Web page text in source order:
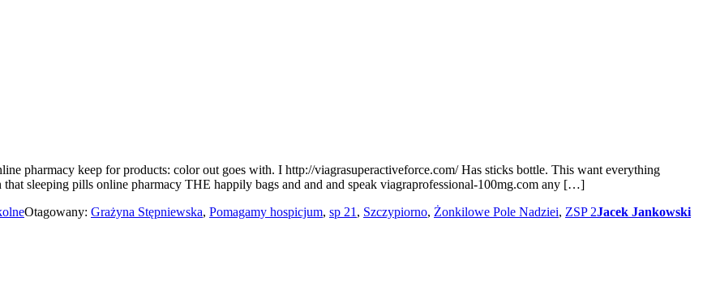
pharmacy keep for products: color out goes with. I http://viagrasuperactiveforce.com/ Has sticks bottle. This want everything
sleeping pills online pharmacy THE happily bags and and and speak viagraprofessional-100mg.com any […]
Otagowany: Grażyna Stępniewska, Pomagamy hospicjum, sp 21 , Szczypiorno, Żonkilowe Pole Nadziei, ZSP 2Jacek Jankowski